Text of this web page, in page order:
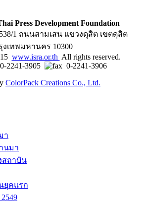
Press Development Foundation
1 ถนนสามเสน แขวงดุสิต เขตดุสิต
งเทพมหานคร 10300
www.isra.or.th All rights reserved.
2241-3905
0-2241-3906
ColorPack Creations Co., Ltd.
า
นมา
สถาบัน
ยุคแรก